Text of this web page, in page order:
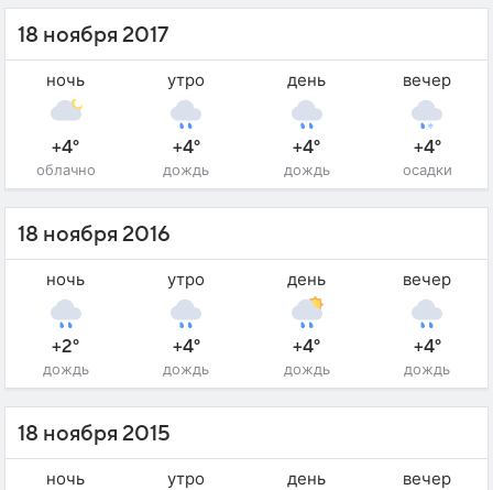
18 ноября 2017
ночь
+4°
облачно
утро
+4°
дождь
день
+4°
дождь
вечер
+4°
осадки
18 ноября 2016
ночь
+2°
дождь
утро
+4°
дождь
день
+4°
дождь
вечер
+4°
дождь
18 ноября 2015
ночь утро день вечер